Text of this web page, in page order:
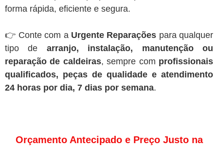
forma rápida, eficiente e segura.
👉 Conte com a Urgente Reparações para qualquer
tipo de arranjo, instalação, manutenção ou
reparação de caldeiras, sempre com profissionais
qualificados, peças de qualidade e atendimento
24 horas por dia, 7 dias por semana.
Orçamento Antecipado e Preço Justo na